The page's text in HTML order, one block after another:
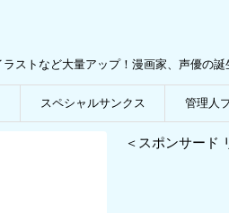
ストなど大量アップ！漫画家、声優の誕
スペシャルサンクス 管理人
＜スポンサード